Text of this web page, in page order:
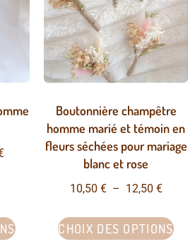
Boutonnière champêtre
homme marié et témoin en
fleurs séchées pour mariage
blanc et rose
10,50 € – 12,50 €
CHOIX DES OPTIONS